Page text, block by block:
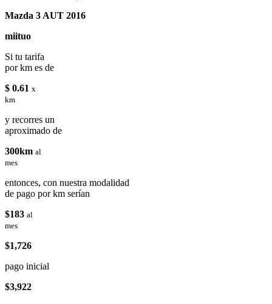
Mazda 3 AUT 2016
miituo
Si tu tarifa
por km es de
$ 0.61 x
km
y recorres un
aproximado de
300km al
mes
entonces, con nuestra modalidad
de pago por km serían
$183 al
mes
$1,726
pago inicial
$3,922